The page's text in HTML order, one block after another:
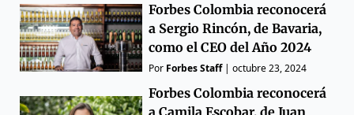
Forbes Colombia reconocerá
a Sergio Rincón, de Bavaria,
como el CEO del Año 2024
Por Forbes Staff|octubre 23, 2024
Forbes Colombia reconocerá
a Camila Escobar, de Juan